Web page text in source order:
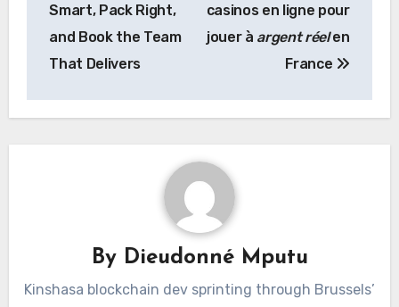
Smart, Pack Right,
and Book the Team
That Delivers
casinos en ligne pour
jouer à argent réelen
France
By Dieudonné Mputu
Kinshasa blockchain dev sprinting through Brussels’